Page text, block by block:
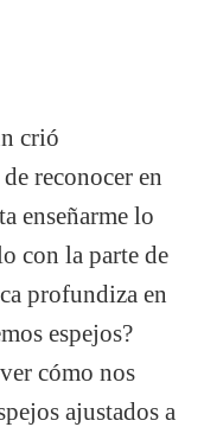
crió
reconocer en
enseñarme lo
con la parte de
profundiza en
espejos?
cómo nos
ajustados a